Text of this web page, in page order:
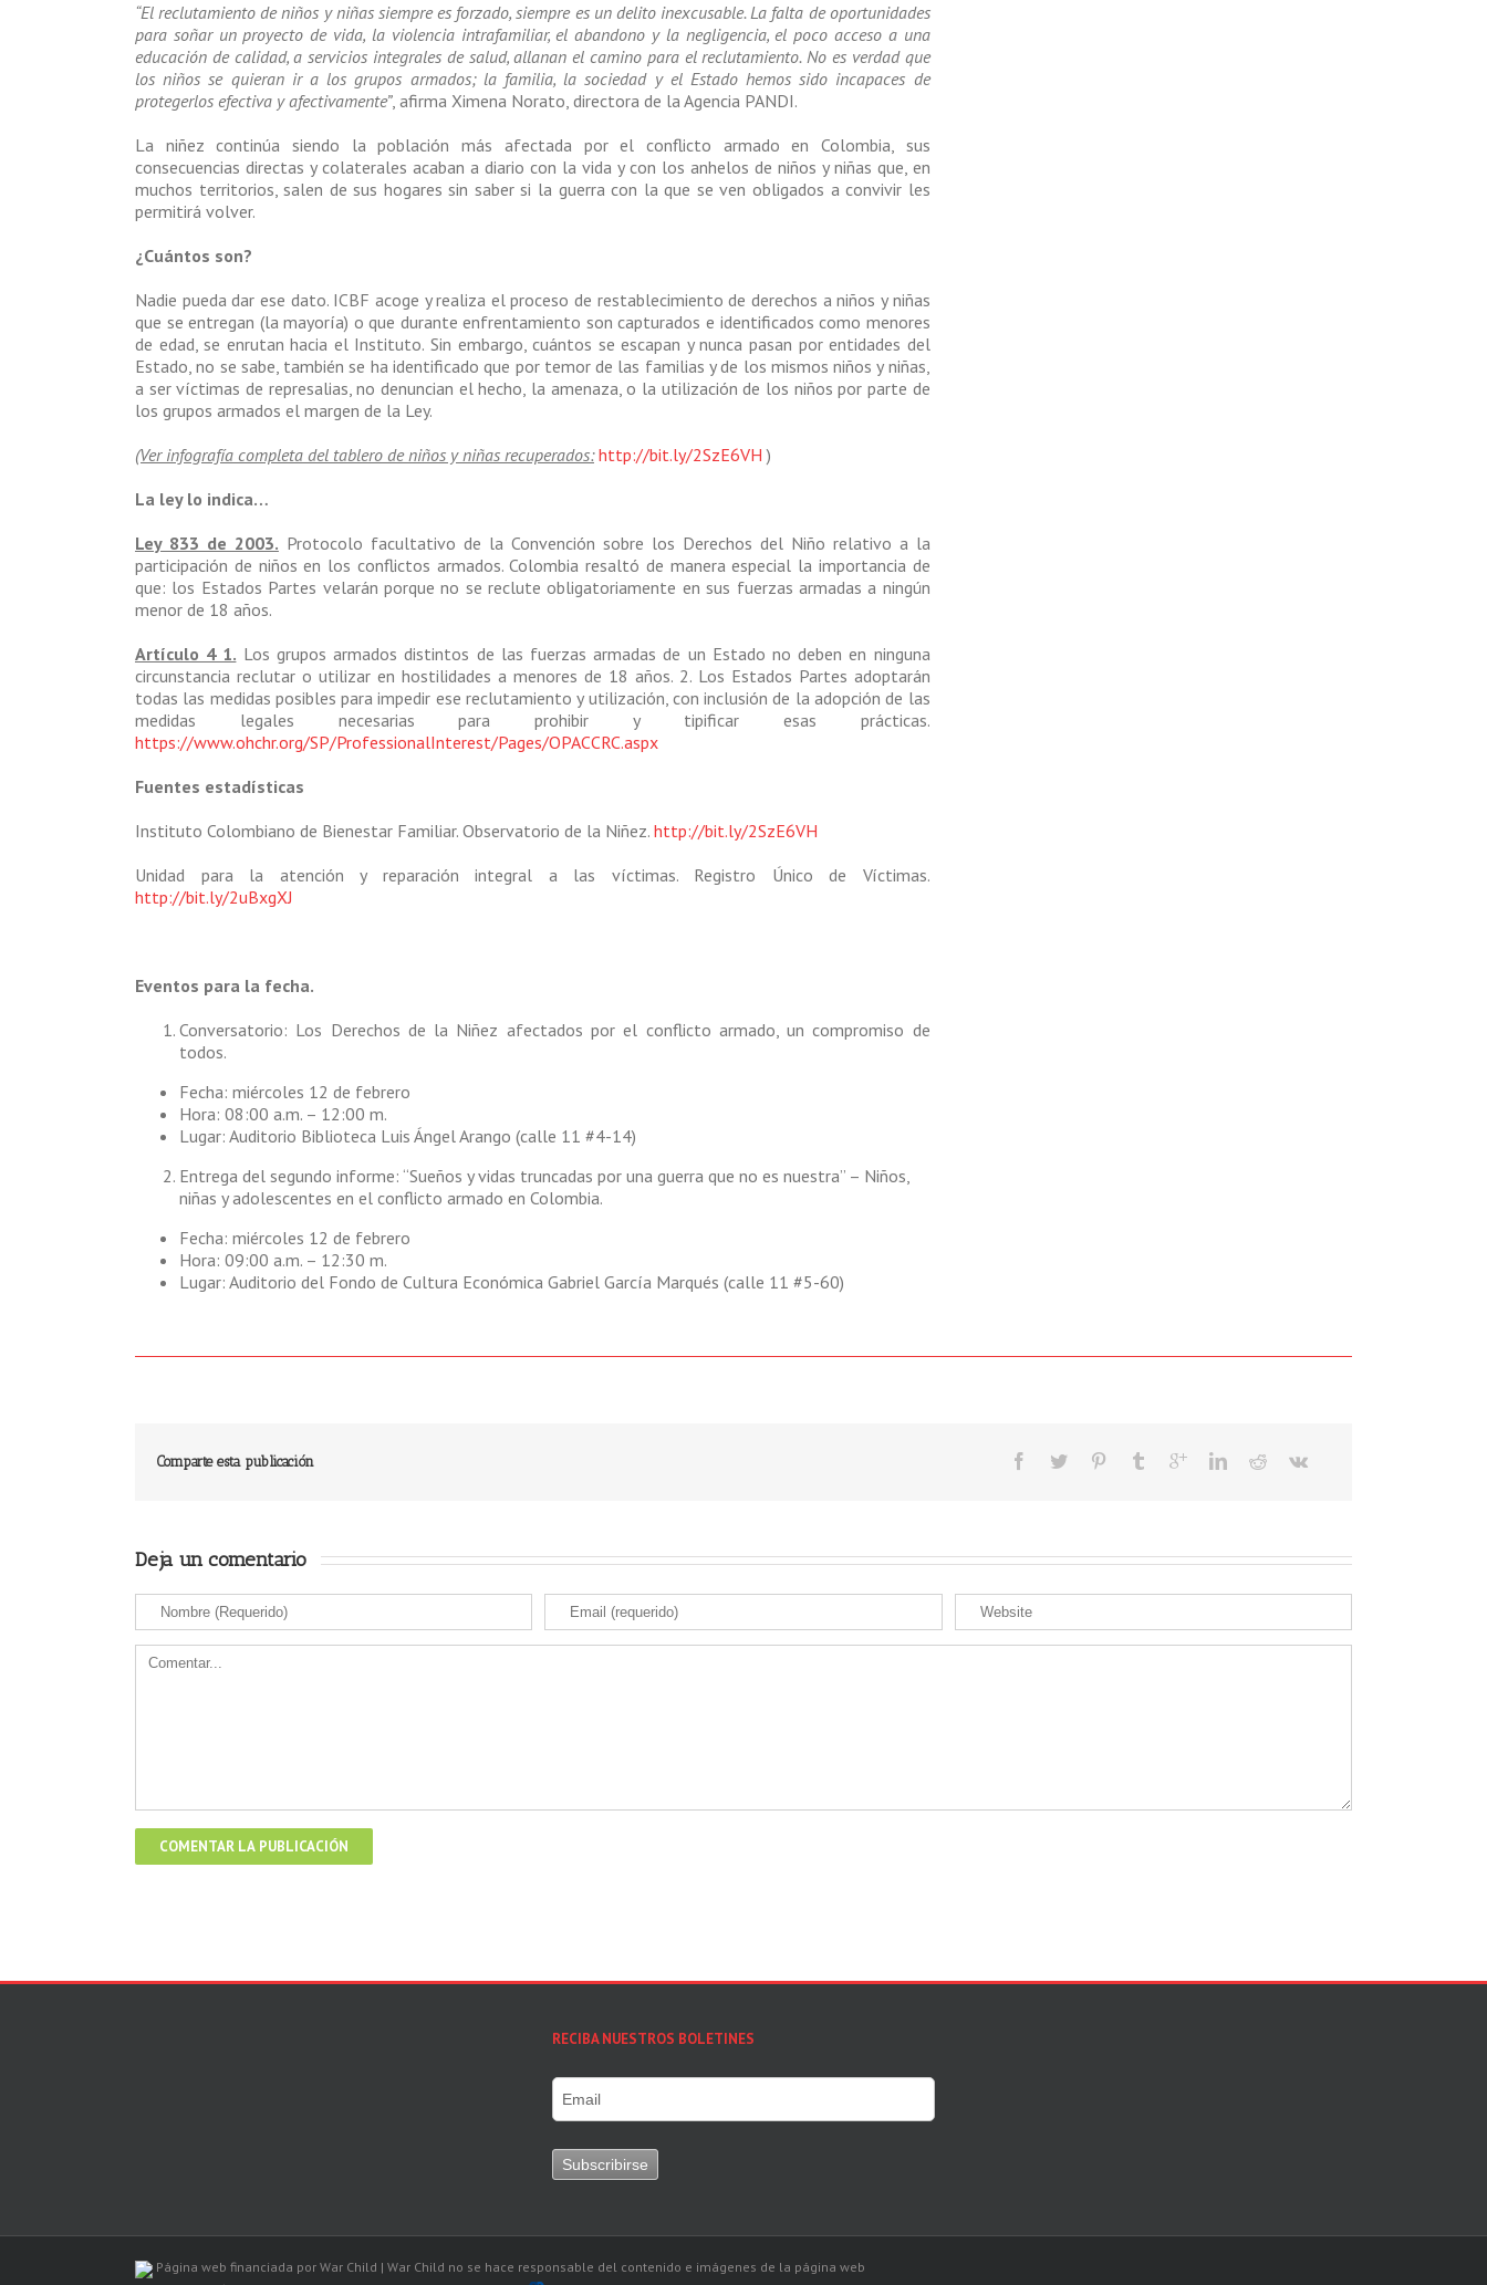
“El reclutamiento de niños y niñas siempre es forzado, siempre es un delito inexcusable. La falta de oportunidades
para soñar un proyecto de vida, la violencia intrafamiliar, el abandono y la negligencia, el poco acceso a una
educación de calidad, a servicios integrales de salud, allanan el camino para el reclutamiento. No es verdad que
los niños se quieran ir a los grupos armados; la familia, la sociedad y el Estado hemos sido incapaces de
protegerlos efectiva y afectivamente”, afirma Ximena Norato, directora de la Agencia PANDI.
La niñez continúa siendo la población más afectada por el conflicto armado en Colombia, sus
consecuencias directas y colaterales acaban a diario con la vida y con los anhelos de niños y niñas que, en
muchos territorios, salen de sus hogares sin saber si la guerra con la que se ven obligados a convivir les
permitirá volver.
¿Cuántos son?
Nadie pueda dar ese dato. ICBF acoge y realiza el proceso de restablecimiento de derechos a niños y niñas
que se entregan (la mayoría) o que durante enfrentamiento son capturados e identificados como menores
de edad, se enrutan hacia el Instituto. Sin embargo, cuántos se escapan y nunca pasan por entidades del
Estado, no se sabe, también se ha identificado que por temor de las familias y de los mismos niños y niñas,
a ser víctimas de represalias, no denuncian el hecho, la amenaza, o la utilización de los niños por parte de
los grupos armados el margen de la Ley.
(Ver infografía completa del tablero de niños y niñas recuperados: http://bit.ly/2SzE6VH )
La ley lo indica…
Ley 833 de 2003. Protocolo facultativo de la Convención sobre los Derechos del Niño relativo a la
participación de niños en los conflictos armados. Colombia resaltó de manera especial la importancia de
que: los Estados Partes velarán porque no se reclute obligatoriamente en sus fuerzas armadas a ningún
menor de 18 años.
Artículo 4 1. Los grupos armados distintos de las fuerzas armadas de un Estado no deben en ninguna
circunstancia reclutar o utilizar en hostilidades a menores de 18 años. 2. Los Estados Partes adoptarán
todas las medidas posibles para impedir ese reclutamiento y utilización, con inclusión de la adopción de las
medidas legales necesarias para prohibir y tipificar esas prácticas.
https://www.ohchr.org/SP/ProfessionalInterest/Pages/OPACCRC.aspx
Fuentes estadísticas
Instituto Colombiano de Bienestar Familiar. Observatorio de la Niñez. http://bit.ly/2SzE6VH
Unidad para la atención y reparación integral a las víctimas. Registro Único de Víctimas.
http://bit.ly/2uBxgXJ
Eventos para la fecha.
Conversatorio: Los Derechos de la Niñez afectados por el conflicto armado, un compromiso de
todos.
Fecha: miércoles 12 de febrero
Hora: 08:00 a.m. – 12:00 m.
Lugar: Auditorio Biblioteca Luis Ángel Arango (calle 11 #4-14)
Entrega del segundo informe: “Sueños y vidas truncadas por una guerra que no es nuestra” – Niños,
niñas y adolescentes en el conflicto armado en Colombia.
Fecha: miércoles 12 de febrero
Hora: 09:00 a.m. – 12:30 m.
Lugar: Auditorio del Fondo de Cultura Económica Gabriel García Marqués (calle 11 #5-60)
Comparte esta publicación
Deja un comentario
RECIBA NUESTROS BOLETINES
Página web financiada por War Child | War Child no se hace responsable del contenido e imágenes de la página web